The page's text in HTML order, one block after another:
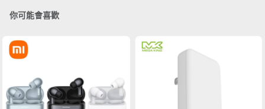
你可能會喜歡